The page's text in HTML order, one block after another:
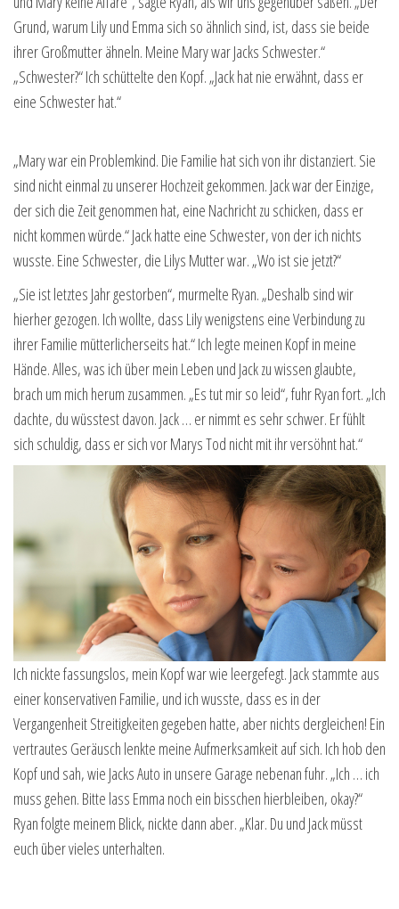
Grund, warum Lily und Emma sich so ähnlich sind, ist, dass sie beide
ihrer Großmutter ähneln. Meine Mary war Jacks Schwester.“
„Schwester?“ Ich schüttelte den Kopf. „Jack hat nie erwähnt, dass er
eine Schwester hat.“
„Mary war ein Problemkind. Die Familie hat sich von ihr distanziert. Sie
sind nicht einmal zu unserer Hochzeit gekommen. Jack war der Einzige,
der sich die Zeit genommen hat, eine Nachricht zu schicken, dass er
nicht kommen würde.“ Jack hatte eine Schwester, von der ich nichts
wusste. Eine Schwester, die Lilys Mutter war. „Wo ist sie jetzt?“
„Sie ist letztes Jahr gestorben“, murmelte Ryan. „Deshalb sind wir
hierher gezogen. Ich wollte, dass Lily wenigstens eine Verbindung zu
ihrer Familie mütterlicherseits hat.“ Ich legte meinen Kopf in meine
Hände. Alles, was ich über mein Leben und Jack zu wissen glaubte,
brach um mich herum zusammen. „Es tut mir so leid“, fuhr Ryan fort. „Ich
dachte, du wüsstest davon. Jack … er nimmt es sehr schwer. Er fühlt
sich schuldig, dass er sich vor Marys Tod nicht mit ihr versöhnt hat.“
Ich nickte fassungslos, mein Kopf war wie leergefegt. Jack stammte aus
einer konservativen Familie, und ich wusste, dass es in der
Vergangenheit Streitigkeiten gegeben hatte, aber nichts dergleichen! Ein
vertrautes Geräusch lenkte meine Aufmerksamkeit auf sich. Ich hob den
Kopf und sah, wie Jacks Auto in unsere Garage nebenan fuhr. „Ich … ich
muss gehen. Bitte lass Emma noch ein bisschen hierbleiben, okay?“
Ryan folgte meinem Blick, nickte dann aber. „Klar. Du und Jack müsst
euch über vieles unterhalten.